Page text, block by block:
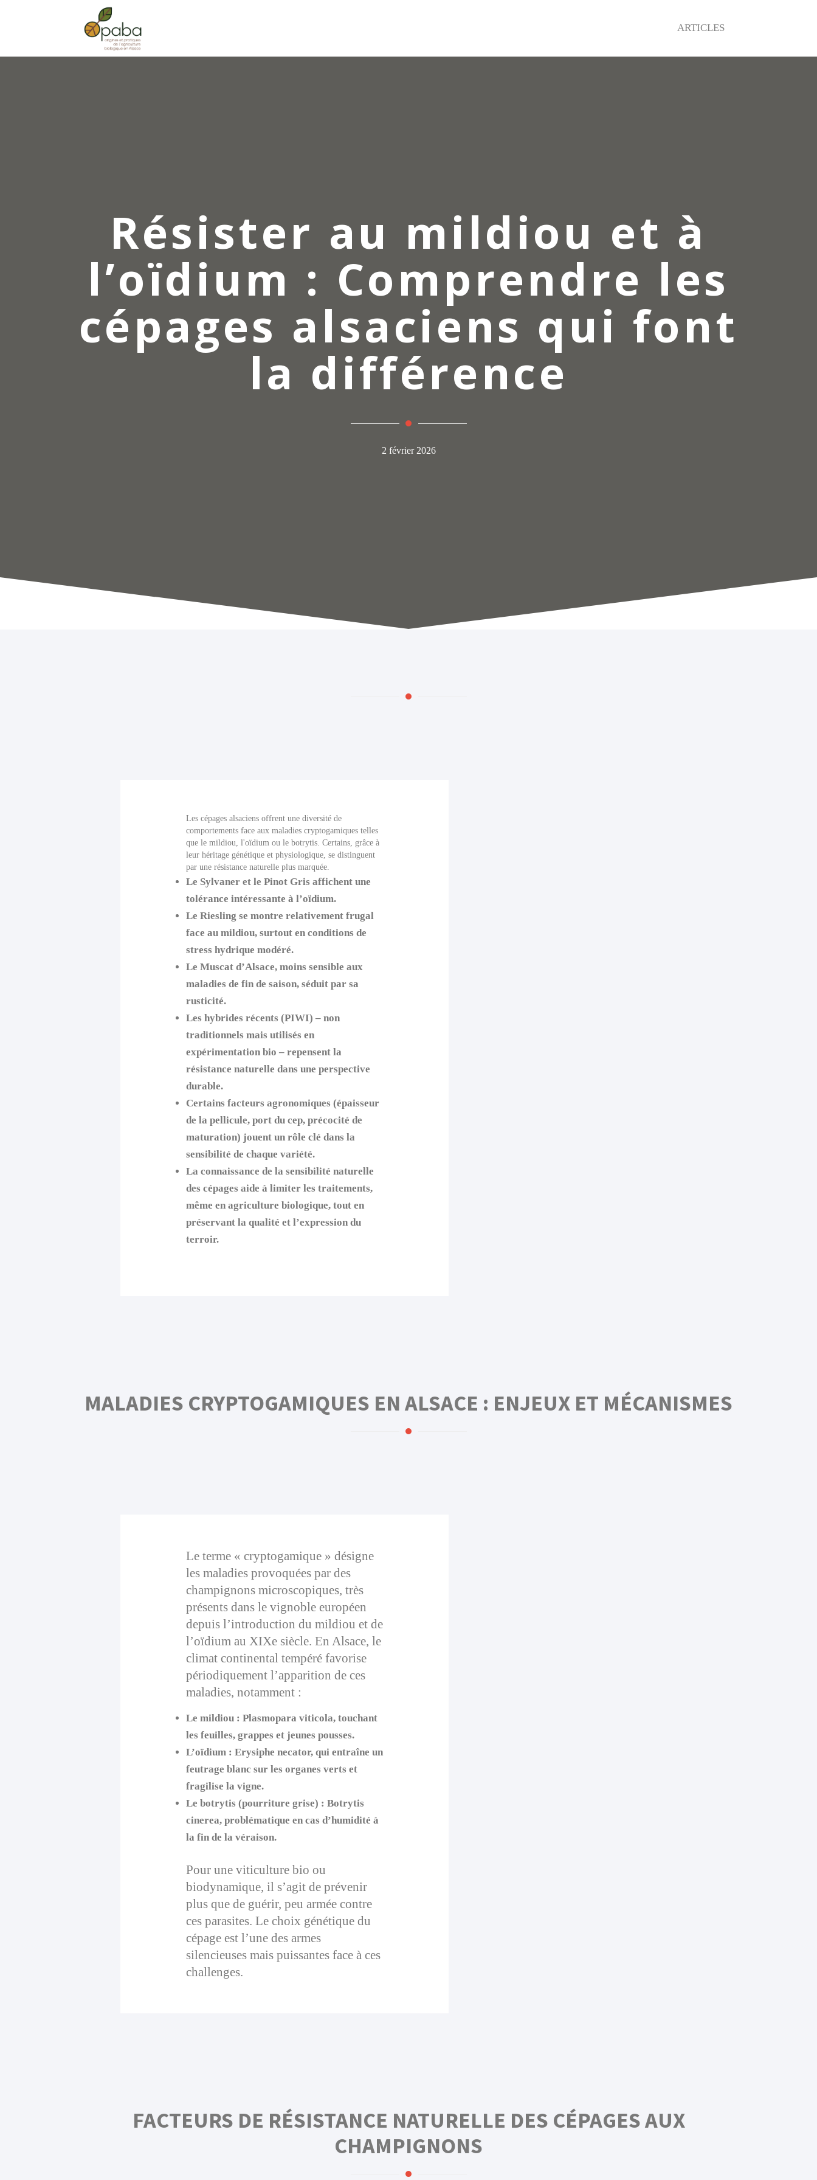
ARTICLES
Résister au mildiou et à
l’oïdium : Comprendre les
cépages alsaciens qui font
la différence
2 février 2026
Les cépages alsaciens offrent une diversité de
comportements face aux maladies cryptogamiques telles
que le mildiou, l'oïdium ou le botrytis. Certains, grâce à
leur héritage génétique et physiologique, se distinguent
par une résistance naturelle plus marquée.
Le Sylvaner et le Pinot Gris affichent une
tolérance intéressante à l’oïdium.
Le Riesling se montre relativement frugal
face au mildiou, surtout en conditions de
stress hydrique modéré.
Le Muscat d’Alsace, moins sensible aux
maladies de fin de saison, séduit par sa
rusticité.
Les hybrides récents (PIWI) – non
traditionnels mais utilisés en
expérimentation bio – repensent la
résistance naturelle dans une perspective
durable.
Certains facteurs agronomiques (épaisseur
de la pellicule, port du cep, précocité de
maturation) jouent un rôle clé dans la
sensibilité de chaque variété.
La connaissance de la sensibilité naturelle
des cépages aide à limiter les traitements,
même en agriculture biologique, tout en
préservant la qualité et l’expression du
terroir.
MALADIES CRYPTOGAMIQUES EN ALSACE : ENJEUX ET MÉCANISMES
Le terme « cryptogamique » désigne
les maladies provoquées par des
champignons microscopiques, très
présents dans le vignoble européen
depuis l’introduction du mildiou et de
l’oïdium au XIXe siècle. En Alsace, le
climat continental tempéré favorise
périodiquement l’apparition de ces
maladies, notamment :
Le mildiou : Plasmopara viticola, touchant
les feuilles, grappes et jeunes pousses.
L’oïdium : Erysiphe necator, qui entraîne un
feutrage blanc sur les organes verts et
fragilise la vigne.
Le botrytis (pourriture grise) : Botrytis
cinerea, problématique en cas d’humidité à
la fin de la véraison.
Pour une viticulture bio ou
biodynamique, il s’agit de prévenir
plus que de guérir, peu armée contre
ces parasites. Le choix génétique du
cépage est l’une des armes
silencieuses mais puissantes face à ces
challenges.
FACTEURS DE RÉSISTANCE NATURELLE DES CÉPAGES AUX
CHAMPIGNONS